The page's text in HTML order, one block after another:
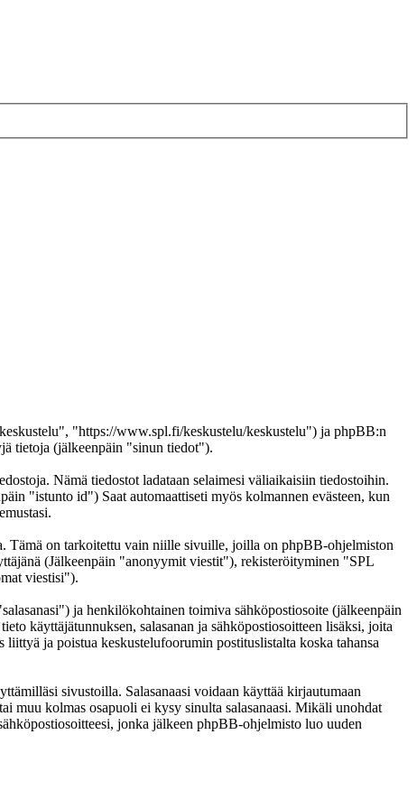
"https://www.spl.fi/keskustelu/keskustelu") ja phpBB:n
tietoja (jälkeenpäin "sinun tiedot").
Nämä tiedostot ladataan selaimesi väliaikaisiin tiedostoihin.
"istunto id") Saat automaattiseti myös kolmannen evästeen, kun
Tämä on tarkoitettu vain niille sivuille, joilla on phpBB-ohjelmiston
(Jälkeenpäin "anonyymit viestit"), rekisteröityminen "SPL
viestisi").
ja henkilökohtainen toimiva sähköpostiosoite (jälkeenpäin
käyttäjätunnuksen, salasanan ja sähköpostiosoitteen lisäksi, joita
ja poistua keskustelufoorumin postituslistalta koska tahansa
sivustoilla. Salasanaasi voidaan käyttää kirjautumaan
muu kolmas osapuoli ei kysy sinulta salasanaasi. Mikäli unohdat
jonka jälkeen phpBB-ohjelmisto luo uuden